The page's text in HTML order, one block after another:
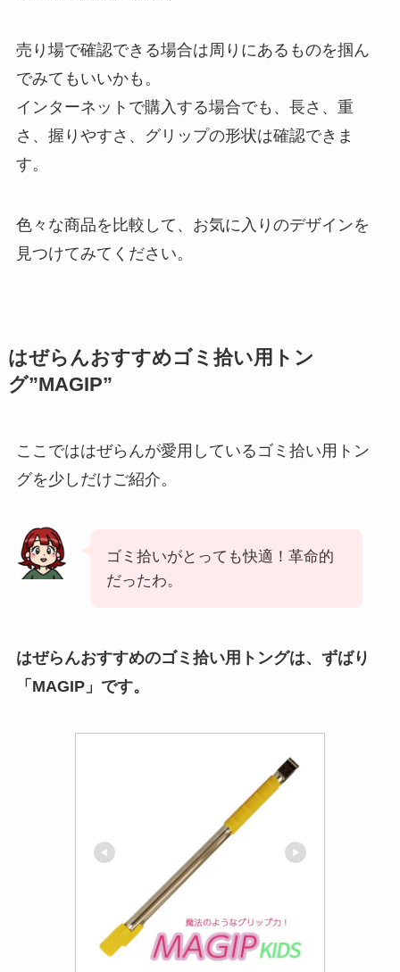
売り場で確認できる場合は周りにあるものを掴ん
でみてもいいかも。
インターネットで購入する場合でも、長さ、重
さ、握りやすさ、グリップの形状は確認できま
す。
色々な商品を比較して、お気に入りのデザインを
見つけてみてください。
はぜらんおすすめゴミ拾い用トン
グ”MAGIP”
ここでははぜらんが愛用しているゴミ拾い用トン
グを少しだけご紹介。
ゴミ拾いがとっても快適！革命的
だったわ。
はぜらんおすすめのゴミ拾い用トングは、ずばり
「MAGIP」です。